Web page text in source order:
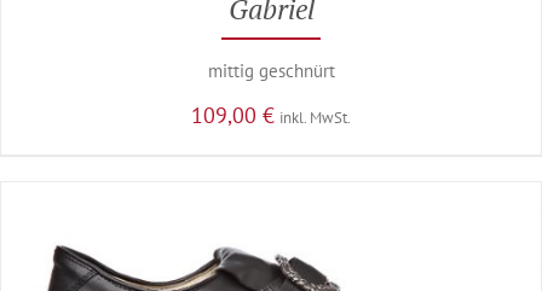
Gabriel
mittig geschnürt
109,00 € inkl. MwSt.